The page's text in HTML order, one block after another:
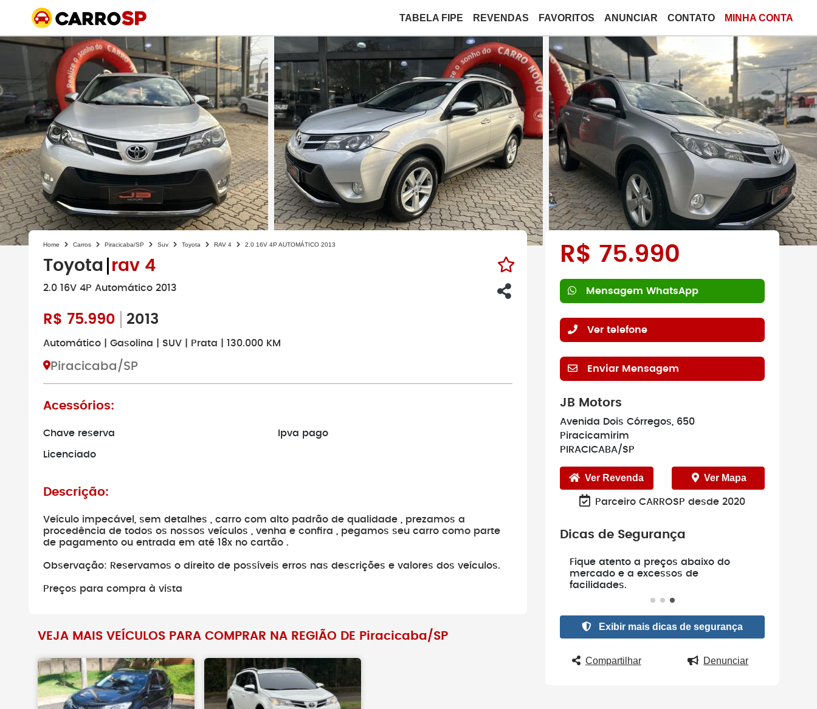
TABELA FIPE REVENDAS FAVORITOS ANUNCIAR CONTATO MINHA CONTA
Home Carros Piracicaba/SP Suv Toyota RAV 4 2.0 16V 4P AUTOMÁTICO 2013
Toyota rav 4
2.0 16V 4P Automático 2013
R$ 75.990 2013
Automático | Gasolina | SUV | Prata | 130.000 KM
Piracicaba/SP
Acessórios:
Chave reserva Ipva pago
Licenciado
Descrição:
Veículo impecável, sem detalhes , carro com alto padrão de qualidade , prezamos a
procedência de todos os nossos veículos , venha e confira , pegamos seu carro como parte
de pagamento ou entrada em até 18x no cartão .
Observação: Reservamos o direito de possíveis erros nas descrições e valores dos veículos.
Preços para compra à vista
VEJA MAIS VEÍCULOS PARA COMPRAR NA REGIÃO DE Piracicaba/SP
R$ 75.990
Mensagem WhatsApp
Ver telefone
Enviar Mensagem
JB Motors
Avenida Dois Córregos, 650
Piracicamirim
PIRACICABA/SP
Ver Revenda Ver Mapa
Parceiro CARROSP desde 2020
Dicas de Segurança
Não faça pagamentos antes de
verificar se o veículo realmente
Antes de fechar negócio, sempre
Fique atento a preços abaixo do
mercado e a excessos de
facilidades.
Exibir mais dicas de segurança
Compartilhar Denunciar